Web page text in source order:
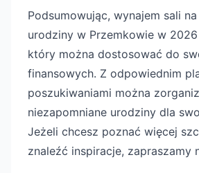
Podsumowując, wynajem sali
urodziny w Przemkowie w
który można dostosować do
finansowych. Z odpowiednim
poszukiwaniami można
niezapomniane urodziny dla
Jeżeli chcesz poznać więcej
znaleźć inspiracje, zapraszamy